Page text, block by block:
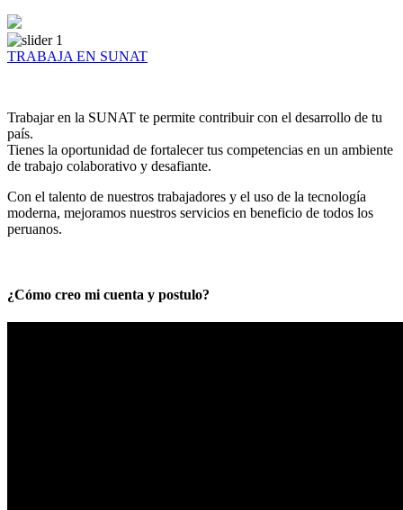
TRABAJA EN SUNAT
Trabajar en la SUNAT te permite contribuir con el desarrollo de tu
país.
Tienes la oportunidad de fortalecer tus competencias en un ambiente
de trabajo colaborativo y desafiante.
Con el talento de nuestros trabajadores y el uso de la tecnología
moderna, mejoramos nuestros servicios en beneficio de todos los
peruanos.
¿Cómo creo mi cuenta y postulo?